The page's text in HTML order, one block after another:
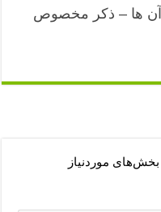
آن ها – ذکر مخصوص
بخش‌های موردنیاز